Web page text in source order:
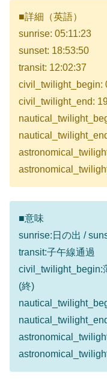
■詳細（英語）
sunrise: 05:11:23
sunset: 18:53:50
transit: 12:02:37
civil_twilight_begin:
civil_twilight_end:
■意味
sunrise:日の出 /
transit:子午線通過
civil_twilight_begin:
(終)